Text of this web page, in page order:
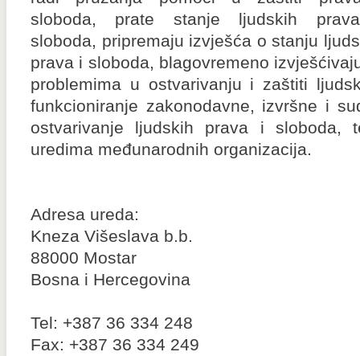
sloboda, prate stanje ljudskih
sloboda, pripremaju izvješća o stanju
prava i sloboda, blagovremeno
problemima u ostvarivanju i zaštiti
funkcioniranje zakonodavne, izvršne i
ostvarivanje ljudskih prava i sloboda,
uredima međunarodnih organizacija.
Adresa ureda:
Kneza Višeslava b.b.
88000 Mostar
Bosna i Hercegovina
Tel: +387 36 334 248
Fax: +387 36 334 249